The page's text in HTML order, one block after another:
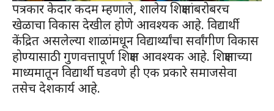
पत्रकार केदार कदम म्हणाले, शालेय शिक्षणांबरोबरच
खेळाचा विकास देखील होणे आवश्यक आहे. विद्यार्थी
केंद्रित असलेल्या शाळांमधून विद्यार्थ्यांचा सर्वांगीण विकास
होण्यासाठी गुणवत्तापूर्ण शिक्षण आवश्यक आहे. शिक्षणाच्या
माध्यमातून विद्यार्थी घडवणे ही एक प्रकारे समाजसेवा
तसेच देशकार्य आहे.